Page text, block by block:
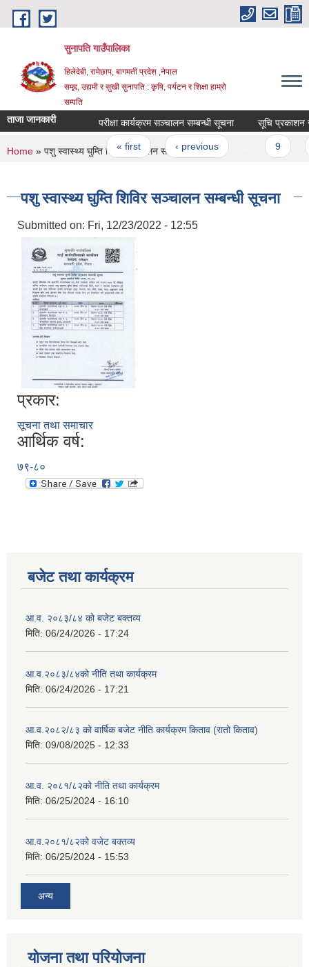
Skip to main content
सुनापति गाउँपालिका
हिलेदेबी, रामेछाप, बागमती प्रदेश ,नेपाल
समृद्द, उद्यमी र सुखी सुनापति : कृषि, पर्यटन र शिक्षा हाम्रो
सम्पति
ताजा जानकारी परीक्षा कार्यक्रम सञ्चालन सम्बन्धी सूचना सूचि प्रकाशन
Pages
« first ‹ previous
You are here
Home » पशु स्वास्थ्य घुम्ति शिविर सञ्चालन सम्बन्धी सूचना
पशु स्वास्थ्य घुम्ति शिविर सञ्चालन सम्बन्धी सूचना
Submitted on: Fri, 12/23/2022 - 12:55
प्रकार:
सूचना तथा समाचार
आर्थिक वर्ष:
७९-८०
बजेट तथा कार्यक्रम
आ.व. २०८३/८४ को बजेट बक्तव्य
मिति: 06/24/2026 - 17:24
आ.व.२०८३/८४को नीति तथा कार्यक्रम
मिति: 06/24/2026 - 17:21
आ.व.२०८२/८३ को वार्षिक बजेट नीति कार्यक्रम किताव (रातो किताव)
मिति: 09/08/2025 - 12:33
आ.व. २०८१/८२को नीति तथा कार्यक्रम
मिति: 06/25/2024 - 16:10
आ.व.२०८१/८२को वजेट बक्तव्य
मिति: 06/25/2024 - 15:53
अन्य
योजना तथा परियोजना